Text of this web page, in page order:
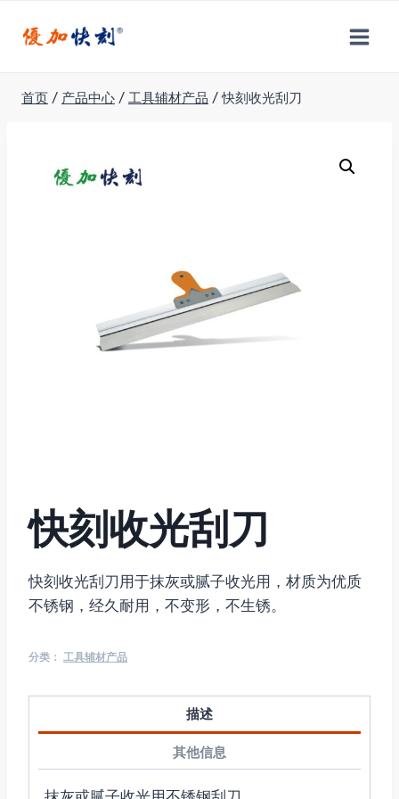
首页 / 产品中心 / 工具辅材产品 / 快刻收光刮刀
快刻收光刮刀
快刻收光刮刀用于抹灰或腻子收光用，材质为优质
不锈钢，经久耐用，不变形，不生锈。
分类： 工具辅材产品
描述
其他信息